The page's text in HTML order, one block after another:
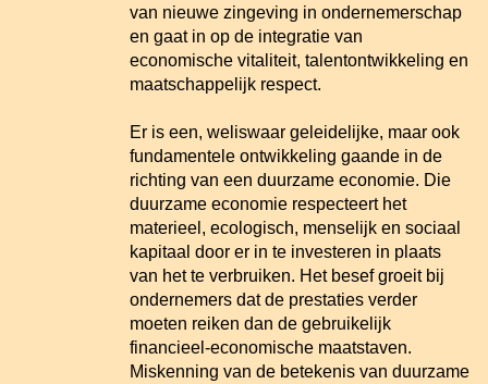
van nieuwe zingeving in ondernemerschap
en gaat in op de integratie van
economische vitaliteit, talentontwikkeling en
maatschappelijk respect.
Er is een, weliswaar geleidelijke, maar ook
fundamentele ontwikkeling gaande in de
richting van een duurzame economie. Die
duurzame economie respecteert het
materieel, ecologisch, menselijk en sociaal
kapitaal door er in te investeren in plaats
van het te verbruiken. Het besef groeit bij
ondernemers dat de prestaties verder
moeten reiken dan de gebruikelijk
financieel-economische maatstaven.
Miskenning van de betekenis van duurzame